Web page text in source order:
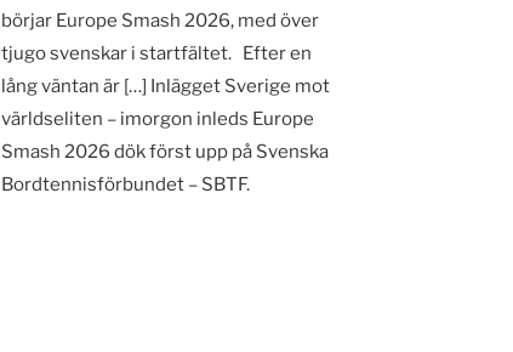
börjar Europe Smash 2026, med över
tjugo svenskar i startfältet. Efter en
lång väntan är […] Inlägget Sverige mot
världseliten – imorgon inleds Europe
Smash 2026 dök först upp på Svenska
Bordtennisförbundet – SBTF.